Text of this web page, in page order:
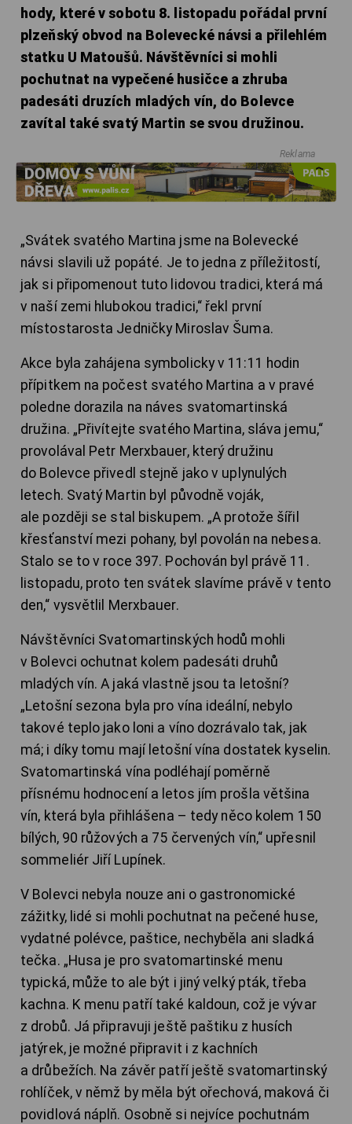
hody, které v sobotu 8. listopadu pořádal první
plzeňský obvod na Bolevecké návsi a přilehlém
statku U Matoušů. Návštěvníci si mohli
pochutnat na vypečené husičce a zhruba
padesáti druzích mladých vín, do Bolevce
zavítal také svatý Martin se svou družinou.
Reklama
„Svátek svatého Martina jsme na Bolevecké
návsi slavili už popáté. Je to jedna z příležitostí,
jak si připomenout tuto lidovou tradici, která má
v naší zemi hlubokou tradici,“ řekl první
místostarosta Jedničky Miroslav Šuma.
Akce byla zahájena symbolicky v 11:11 hodin
přípitkem na počest svatého Martina a v pravé
poledne dorazila na náves svatomartinská
družina. „Přivítejte svatého Martina, sláva jemu,“
provolával Petr Merxbauer, který družinu
do Bolevce přivedl stejně jako v uplynulých
letech. Svatý Martin byl původně voják,
ale později se stal biskupem. „A protože šířil
křesťanství mezi pohany, byl povolán na nebesa.
Stalo se to v roce 397. Pochován byl právě 11.
listopadu, proto ten svátek slavíme právě v tento
den,“ vysvětlil Merxbauer.
Návštěvníci Svatomartinských hodů mohli
v Bolevci ochutnat kolem padesáti druhů
mladých vín. A jaká vlastně jsou ta letošní?
„Letošní sezona byla pro vína ideální, nebylo
takové teplo jako loni a víno dozrávalo tak, jak
má; i díky tomu mají letošní vína dostatek kyselin.
Svatomartinská vína podléhají poměrně
přísnému hodnocení a letos jím prošla většina
vín, která byla přihlášena – tedy něco kolem 150
bílých, 90 růžových a 75 červených vín,“ upřesnil
sommeliér Jiří Lupínek.
V Bolevci nebyla nouze ani o gastronomické
zážitky, lidé si mohli pochutnat na pečené huse,
vydatné polévce, paštice, nechyběla ani sladká
tečka. „Husa je pro svatomartinské menu
typická, může to ale být i jiný velký pták, třeba
kachna. K menu patří také kaldoun, což je vývar
z drobů. Já připravuji ještě paštiku z husích
jatýrek, je možné připravit i z kachních
a drůbežích. Na závěr patří ještě svatomartinský
rohlíček, v němž by měla být ořechová, maková či
povidlová náplň. Osobně si nejvíce pochutnám